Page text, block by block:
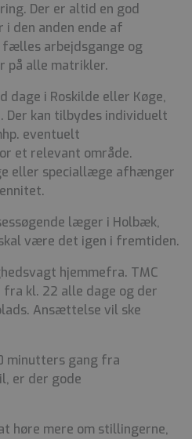
Der er altid en god
den anden ende af
arbejdsgange og
på alle matrikler.
dage i Roskilde eller Køge,
kan tilbydes individuelt
eventuelt
et relevant område.
eller speciallæge afhænger
læger i Holbæk,
være det igen i fremtiden.
hjemmefra. TMC
kl. 22 alle dage og der
Ansættelse vil ske
minutters gang fra
er der gode
høre mere om stillingerne,